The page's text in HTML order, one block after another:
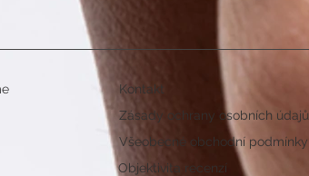
Kontakt
Zásady ochrany osobních údajů
Všeobecné obchodní podmínky
Objektivita recenzí